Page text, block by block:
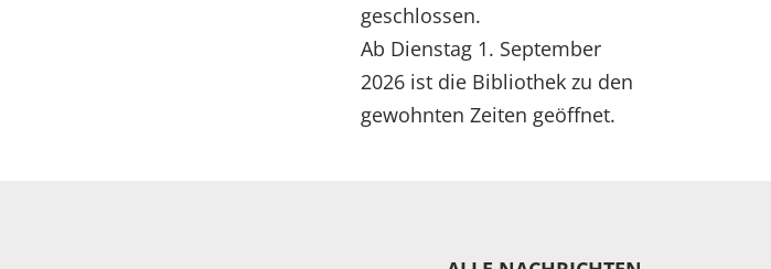
geschlossen.
Ab Dienstag 1. September
2026 ist die Bibliothek zu den
gewohnten Zeiten geöffnet.